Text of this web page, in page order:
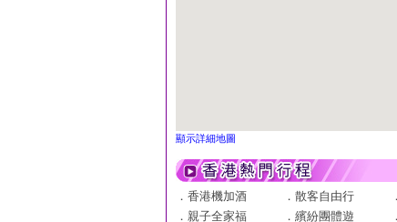
顯示詳細地圖
． 香港機加酒 ． 散客自由行 ．
． 親子全家福 ． 繽紛團體遊 ．